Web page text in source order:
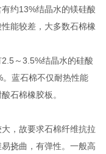
约13%结晶水的镁硅酸
能较差，大多数石棉橡
～3.5%结晶水的硅酸
蓝石棉不仅耐热性能
石棉橡胶板。
，故要求石棉纤维抗拉
挠曲，有弹性。一般高